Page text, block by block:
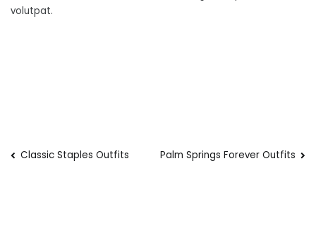
volutpat.
Nawigacja
Classic Staples Outfits Palm Springs Forever Outfits